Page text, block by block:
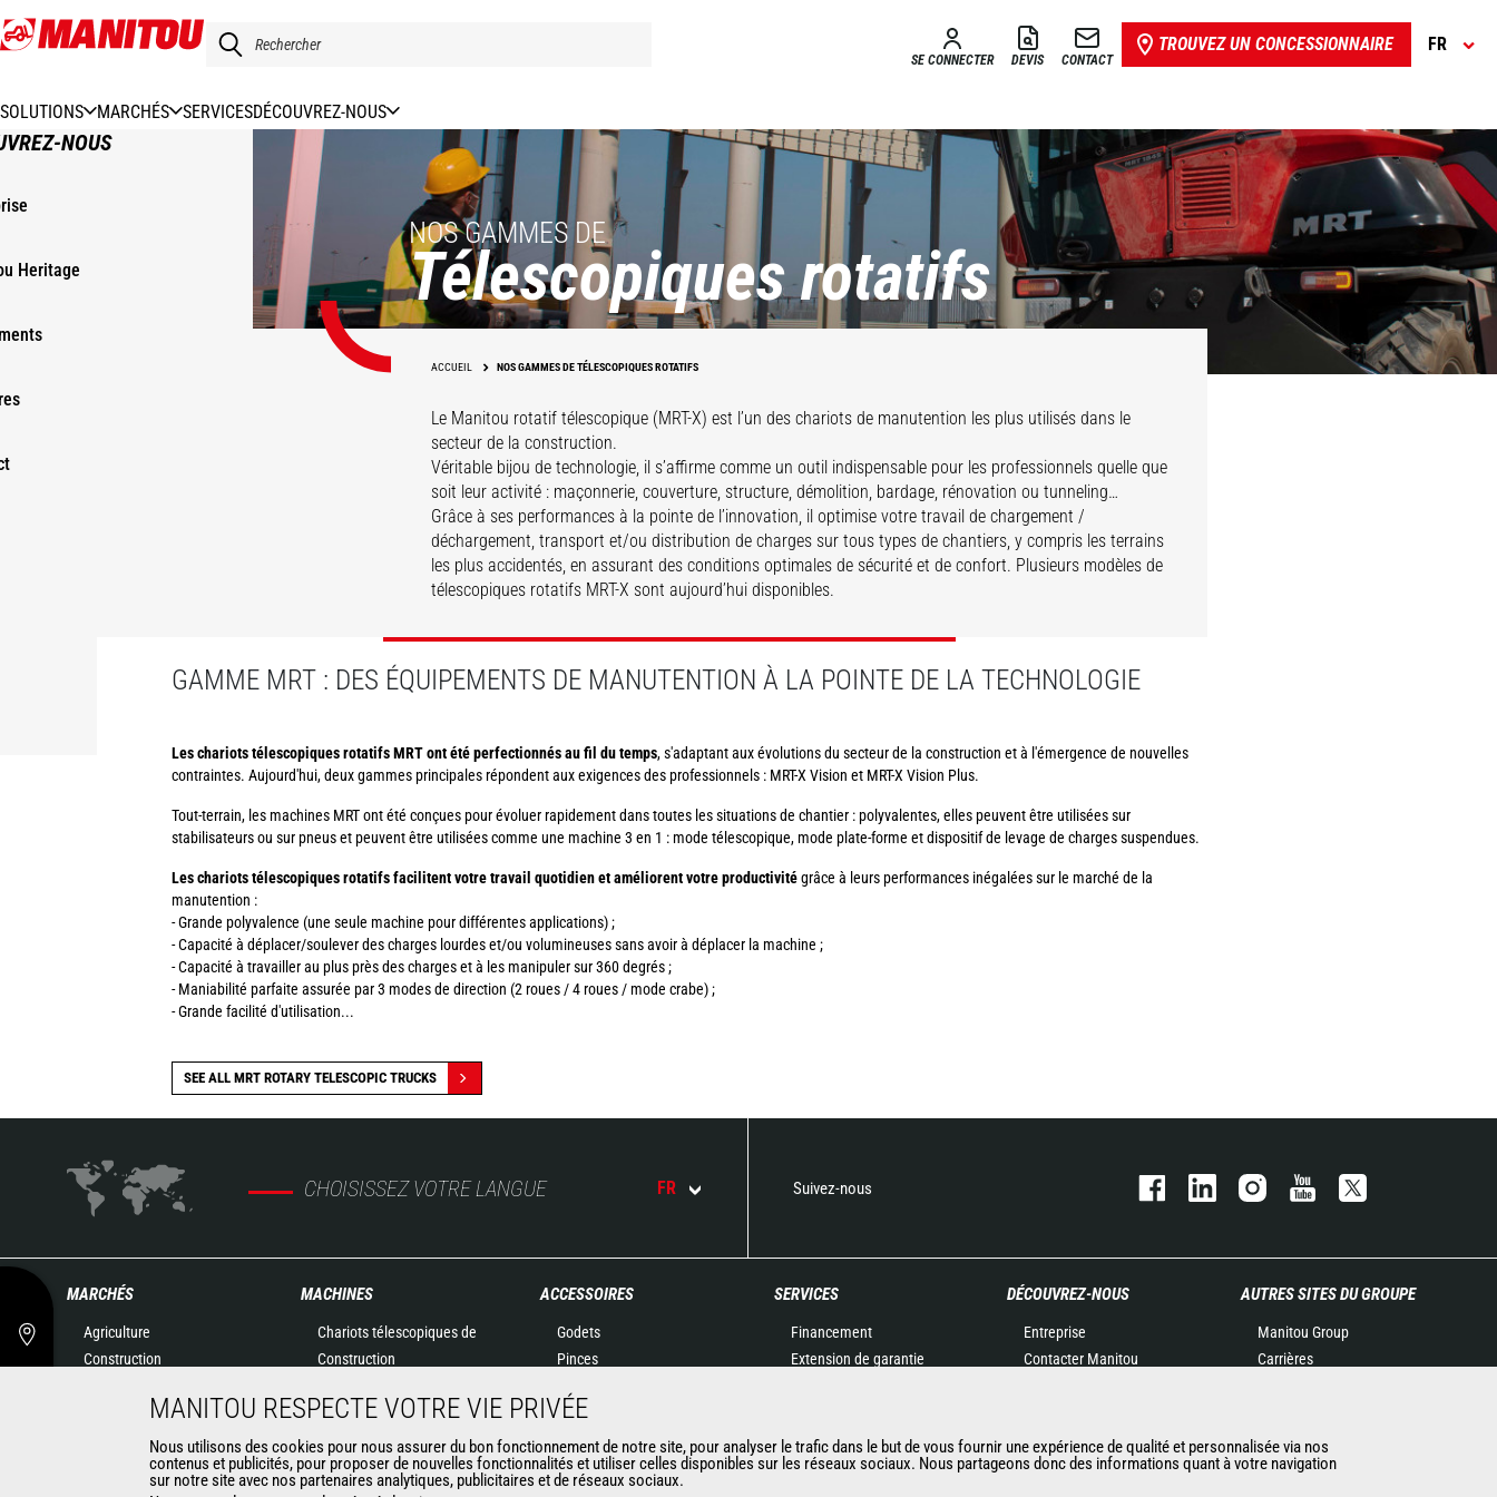
Aller
au
SE CONNECTER DEVIS CONTACT
TROUVEZ UN CONCESSIONNAIRE FR
SOLUTIONS MARCHÉS SERVICESDÉCOUVREZ-NOUS
NOUS
Heritage
NOS GAMMES DE
Télescopiques rotatifs
ACCUEIL NOS GAMMES DE TÉLESCOPIQUES ROTATIFS
Le Manitou rotatif télescopique (MRT-X) est l’un des chariots de manutention les plus utilisés dans le
secteur de la construction.
Véritable bijou de technologie, il s’affirme comme un outil indispensable pour les professionnels quelle que
soit leur activité : maçonnerie, couverture, structure, démolition, bardage, rénovation ou tunneling…
Grâce à ses performances à la pointe de l’innovation, il optimise votre travail de chargement /
déchargement, transport et/ou distribution de charges sur tous types de chantiers, y compris les terrains
les plus accidentés, en assurant des conditions optimales de sécurité et de confort. Plusieurs modèles de
télescopiques rotatifs MRT-X sont aujourd’hui disponibles.
MRT-X Vision Plus
GAMME MRT : DES ÉQUIPEMENTS DE MANUTENTION À LA POINTE DE LA TECHNOLOGIE
Les chariots télescopiques rotatifs MRT ont été perfectionnés au fil du temps, s'adaptant aux évolutions du secteur de la construction et à l'émergence de nouvelles
contraintes. Aujourd'hui, deux gammes principales répondent aux exigences des professionnels : MRT-X Vision et MRT-X Vision Plus.
Tout-terrain, les machines MRT ont été conçues pour évoluer rapidement dans toutes les situations de chantier : polyvalentes, elles peuvent être utilisées sur
stabilisateurs ou sur pneus et peuvent être utilisées comme une machine 3 en 1 : mode télescopique, mode plate-forme et dispositif de levage de charges suspendues.
Les chariots télescopiques rotatifs facilitent votre travail quotidien et améliorent votre productivitégrâce à leurs performances inégalées sur le marché de la
manutention :
- Grande polyvalence (une seule machine pour différentes applications) ;
- Capacité à déplacer/soulever des charges lourdes et/ou volumineuses sans avoir à déplacer la machine ;
- Capacité à travailler au plus près des charges et à les manipuler sur 360 degrés ;
- Maniabilité parfaite assurée par 3 modes de direction (2 roues / 4 roues / mode crabe) ;
- Grande facilité d'utilisation...
SEE ALL MRT ROTARY TELESCOPIC TRUCKS
CHOISISSEZ VOTRE LANGUE FR Suivez-nous
MARCHÉS
Agriculture
Construction
Pétrole & gaz
Aéronautique
Environnement
MACHINES
Chariots télescopiques de
Construction
Agricoles
Chargeuses articulées
Nacelles élévatrices
ACCESSOIRES
Godets
Pinces
Fourches et Grappins
Potences
Nacelles
SERVICES
Financement
Extension de garantie
Solutions connectées
Outil de Diagnostic
DÉCOUVREZ-NOUS
Entreprise
Contacter Manitou
données
Evénements
AUTRES SITES DU GROUPE
Manitou Group
Carrières
Gehl
Manitou Group
MANITOU RESPECTE VOTRE VIE PRIVÉE
Nous utilisons des cookies pour nous assurer du bon fonctionnement de notre site, pour analyser le trafic dans le but de vous fournir une expérience de qualité et personnalisée via nos
contenus et publicités, pour proposer de nouvelles fonctionnalités et utiliser celles disponibles sur les réseaux sociaux. Nous partageons donc des informations quant à votre navigation
sur notre site avec nos partenaires analytiques, publicitaires et de réseaux sociaux.